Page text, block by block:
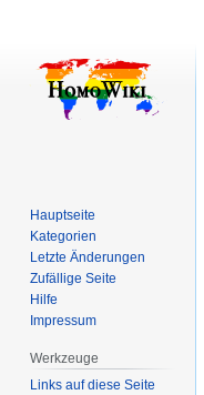
Hauptseite
Kategorien
Letzte Änderungen
Zufällige Seite
Hilfe
Impressum
Werkzeuge
Links auf diese Seite